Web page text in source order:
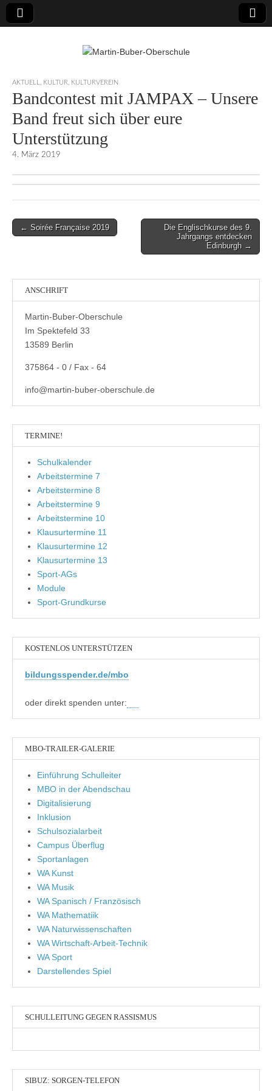
Martin-Buber-
Oberschule
AKTUELL KULTUR KULTURVEREIN
Bandcontest mit JAMPAX – Unsere
Band freut sich über eure
Unterstützung
4. März 2019
Post← Soirée Française 2019
Die Englischkurse des 9.
Jahrgangs entdecken
Edinburgh →
ANSCHRIFT
Martin-Buber-Oberschule
Im Spektefeld 33
13589 Berlin
375864 - 0 / Fax - 64
info@martin-buber-oberschule.de
TERMINE!
Schulkalender
Arbeitstermine 7
Arbeitstermine 8
Arbeitstermine 9
Arbeitstermine 10
Klausurtermine 11
Klausurtermine 12
Klausurtermine 13
Sport-AGs
Module
Sport-Grundkurse
KOSTENLOS UNTERSTÜTZEN
bildungsspender.de/mbo
oder direkt spenden unter:
MBO-TRAILER-GALERIE
Einführung Schulleiter
MBO in der Abendschau
Digitalisierung
Inklusion
Schulsozialarbeit
Campus Überflug
Sportanlagen
WA Kunst
WA Musik
WA Spanisch / Französisch
WA Mathematiik
WA Naturwissenschaften
WA Wirtschaft-Arbeit-Technik
WA Sport
Darstellendes Spiel
SCHULLEITUNG GEGEN RASSISMUS
SIBUZ: SORGEN-TELEFON